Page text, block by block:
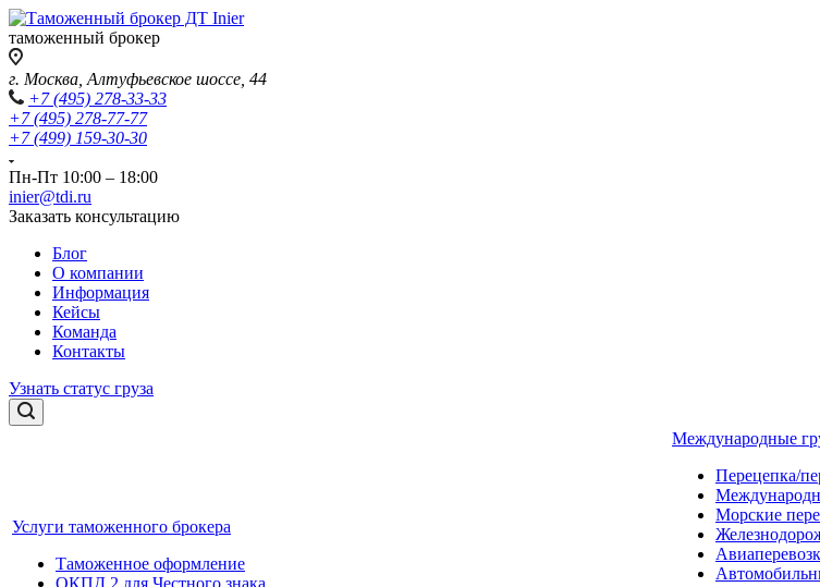
таможенный брокер
г. Москва, Алтуфьевское шоссе, 44
+7 (495) 278-33-33
+7 (495) 278-77-77
+7 (499) 159-30-30
Пн-Пт 10:00 – 18:00
inier@tdi.ru
Заказать консультацию
Блог
О компании
Информация
Кейсы
Команда
Контакты
Узнать статус груза
Услуги таможенного брокера
Таможенное оформление
ОКПД 2 для Честного знака
Международные
Перецепка/
Морские